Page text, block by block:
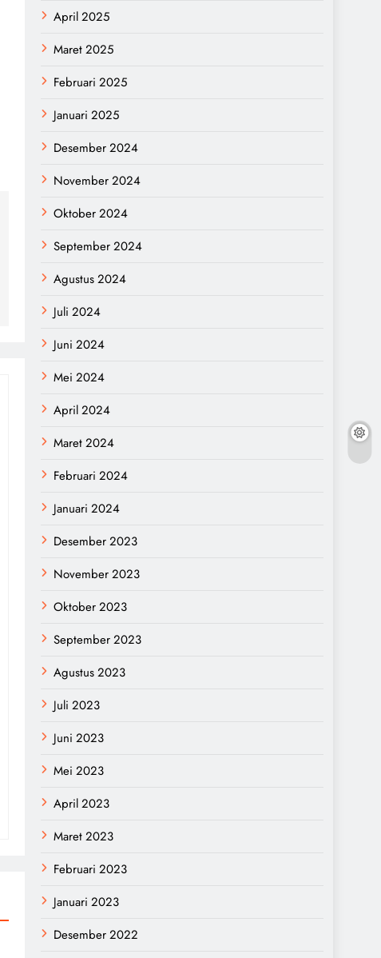
April 2025
Maret 2025
Februari 2025
Januari 2025
Desember 2024
November 2024
Oktober 2024
September 2024
Agustus 2024
Juli 2024
Juni 2024
Mei 2024
April 2024
Maret 2024
Februari 2024
Januari 2024
Desember 2023
November 2023
Oktober 2023
September 2023
Agustus 2023
Juli 2023
Juni 2023
Mei 2023
April 2023
Maret 2023
Februari 2023
Januari 2023
Desember 2022